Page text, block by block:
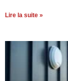
Lire la suite »